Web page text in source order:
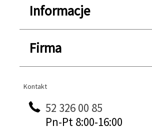
Informacje
Firma
Kontakt
Kontakt
52 326 00 85
Pn-Pt 8:00-16:00